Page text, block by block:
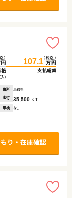
）
格
107.1（税込）
万円
支払総額
）
住所
鳥取県
走行 35,500 km
車検 なし